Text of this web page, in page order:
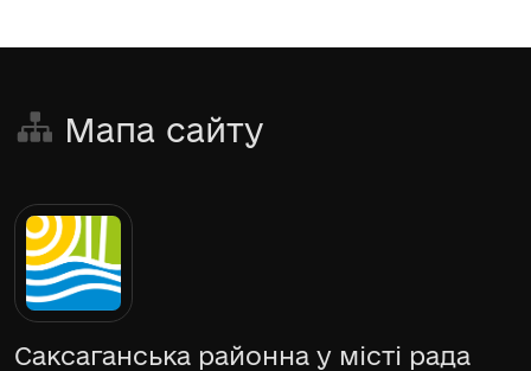
Мапа сайту
Саксаганська районна у місті рада